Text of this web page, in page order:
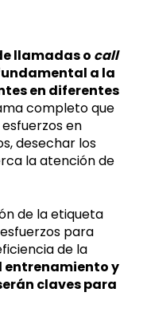
llamadas o call
a la
en diferentes
completo que
en
desechar los
la atención de
de la etiqueta
para
de la
entrenamiento y
claves para